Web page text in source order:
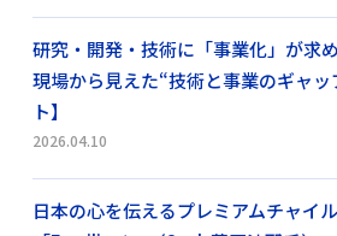
研究・開発・技術に「事業化」が求
現場から見えた“技術と事業のギャッ
ト】
2026.04.10
日本の心を伝えるプレミアムチャイ